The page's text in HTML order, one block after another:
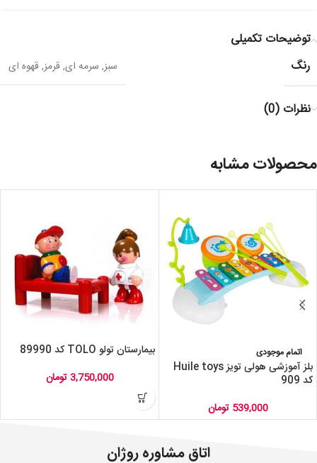
توضیحات تکمیلی
رنگ
سبز, سرمه ای, قرمز, قهوه ای
نظرات (0)
محصولات مشابه
اتمام موجودی
بلز آموزشی هولی تویز Huile toys
کد 909
539,000 تومان
بیمارستان تولو TOLO کد 89990
3,750,000 تومان
اتاق مشاوره روژان